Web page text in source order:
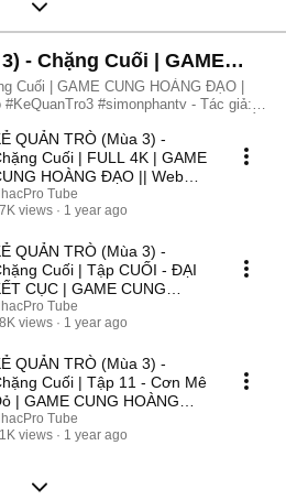
- Chặng Cuối | GAME
Web Drama 2025
Cuối | GAME CUNG HOÀNG ĐẠO |
#simonphantv - Tác giả:
show truyền hình thực tế, nhưng dần
Ai sẽ là người chiến thắng cuối
TRÒ là gì?. Và gương mặt đằng sau
seri web drama KẺ QUẢN TRÒ
Huỳnh Nhựt _ Diễn viên Huỳnh
_ Cô giáo Bảo Ngân Trúc _ TikToker
Duy Simon Phan _ Em trai Cá Hồi
QUẢN TRÒ (Mùa 3) -
Cuối | FULL 4K | GAME
HOÀNG ĐẠO || Web
2025
Tube
views
1 year ago
QUẢN TRÒ (Mùa 3) -
Cuối | Tập CUỐI - ĐẠI
CỤC | GAME CUNG
ĐẠO || Web Drama
Tube
views
1 year ago
QUẢN TRÒ (Mùa 3) -
Cuối | Tập 11 - Cơn Mê
| GAME CUNG HOÀNG
|| Web Drama 2025
Tube
views
1 year ago